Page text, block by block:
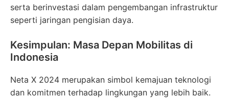
serta berinvestasi dalam pengembangan infrastruktur
seperti jaringan pengisian daya.
Kesimpulan: Masa Depan Mobilitas di
Indonesia
Neta X 2024 merupakan simbol kemajuan teknologi
dan komitmen terhadap lingkungan yang lebih baik.